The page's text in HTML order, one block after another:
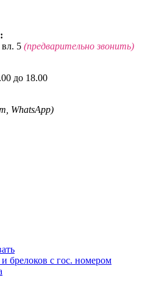
5 (предварительно звонить)
до 18.00
WhatsApp)
брелоков с гос. номером